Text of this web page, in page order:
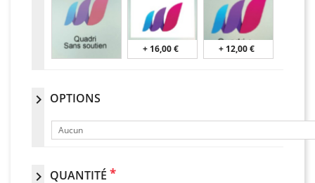
+ 16,00 € + 12,00 €
chevron_right OPTIONS
Aucun
chevron_right QUANTITÉ *